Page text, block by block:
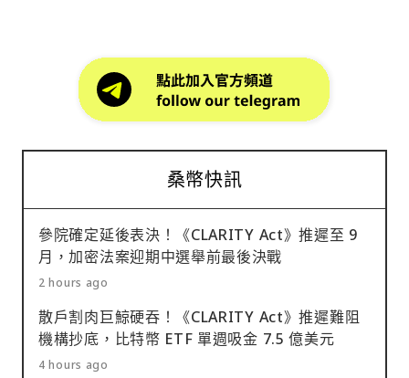
桑幣快訊
參院確定延後表決！《CLARITY Act》推遲至 9
月，加密法案迎期中選舉前最後決戰
2 hours ago
散戶割肉巨鯨硬吞！《CLARITY Act》推遲難阻
機構抄底，比特幣 ETF 單週吸金 7.5 億美元
4 hours ago